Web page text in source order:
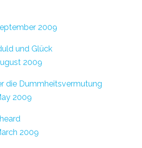
2009
und Glück
2009
die Dummheitsvermutung
2009
2009